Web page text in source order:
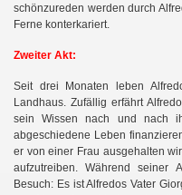
schönzureden werden durch
Ferne konterkariert.
Zweiter Akt:
Seit drei Monaten leben
Landhaus. Zufällig erfährt
sein Wissen nach und nach
abgeschiedene Leben
er von einer Frau ausgehalten
aufzutreiben. Während seiner
Besuch: Es ist Alfredos Vater